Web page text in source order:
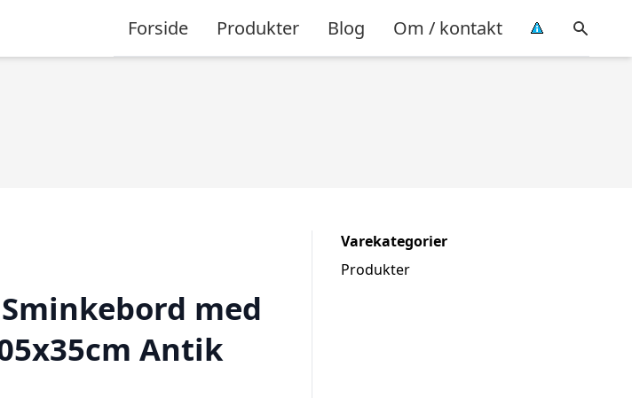
Forside Produkter Blog Om / kontakt
med
Antik
Varekategorier
Produkter